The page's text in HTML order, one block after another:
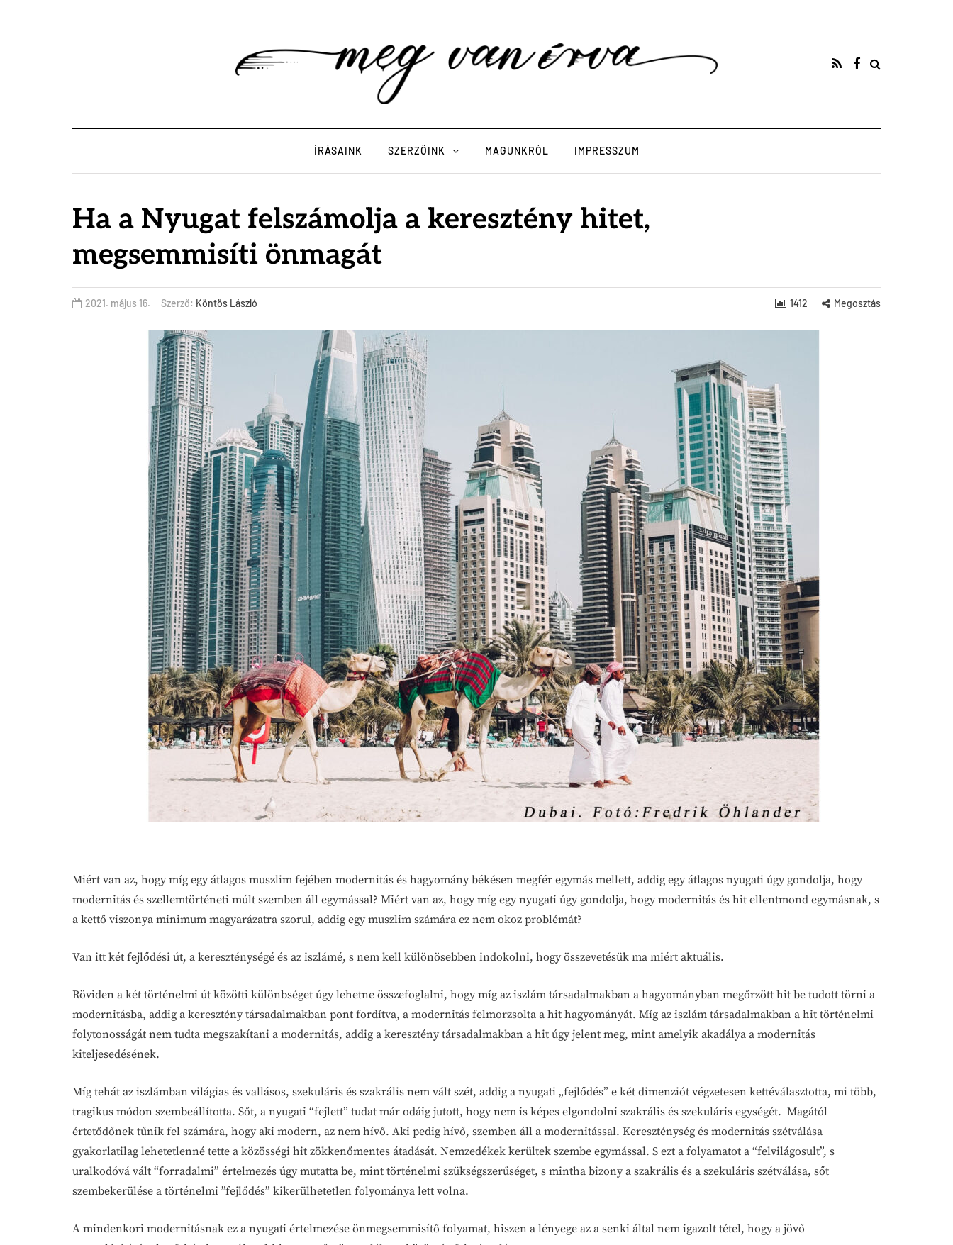
ÍRÁSAINK SZERZŐINK MAGUNKRÓL IMPRESSZUM
Ha a Nyugat felszámolja a keresztény hitet,
megsemmisíti önmagát
2021. május 16. Szerző: Köntös László 1412 Megosztás
Miért van az, hogy míg egy átlagos muszlim fejében modernitás és hagyomány békésen megfér egymás mellett, addig egy átlagos nyugati úgy gondolja, hogy
modernitás és szellemtörténeti múlt szemben áll egymással? Miért van az, hogy míg egy nyugati úgy gondolja, hogy modernitás és hit ellentmond egymásnak, s
a kettő viszonya minimum magyarázatra szorul, addig egy muszlim számára ez nem okoz problémát?
Van itt két fejlődési út, a kereszténységé és az iszlámé, s nem kell különösebben indokolni, hogy összevetésük ma miért aktuális.
Röviden a két történelmi út közötti különbséget úgy lehetne összefoglalni, hogy míg az iszlám társadalmakban a hagyományban megőrzött hit be tudott törni a
modernitásba, addig a keresztény társadalmakban pont fordítva, a modernitás felmorzsolta a hit hagyományát. Míg az iszlám társadalmakban a hit történelmi
folytonosságát nem tudta megszakítani a modernitás, addig a keresztény társadalmakban a hit úgy jelent meg, mint amelyik akadálya a modernitás
kiteljesedésének.
Míg tehát az iszlámban világias és vallásos, szekuláris és szakrális nem vált szét, addig a nyugati „fejlődés” e két dimenziót végzetesen kettéválasztotta, mi több,
tragikus módon szembeállította. Sőt, a nyugati “fejlett” tudat már odáig jutott, hogy nem is képes elgondolni szakrális és szekuláris egységét. Magától
értetődőnek tűnik fel számára, hogy aki modern, az nem hívő. Aki pedig hívő, szemben áll a modernitással. Kereszténység és modernitás szétválása
gyakorlatilag lehetetlenné tette a közösségi hit zökkenőmentes átadását. Nemzedékek kerültek szembe egymással. S ezt a folyamatot a “felvilágosult”, s
uralkodóvá vált “forradalmi” értelmezés úgy mutatta be, mint történelmi szükségszerűséget, s mintha bizony a szakrális és a szekuláris szétválása, sőt
szembekerülése a történelmi ”fejlődés” kikerülhetetlen folyománya lett volna.
A mindenkori modernitásnak ez a nyugati értelmezése önmegsemmisítő folyamat, hiszen a lényege az a senki által nem igazolt tétel, hogy a jövő